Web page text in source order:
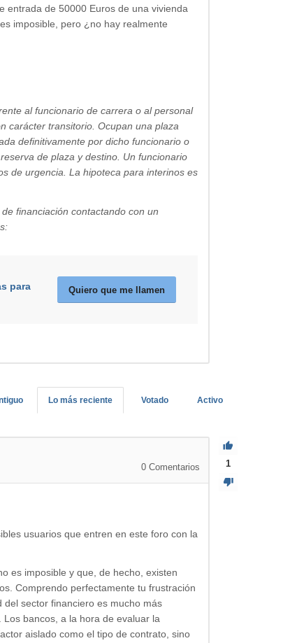
entrada de 50000 Euros de una vivienda
imposible, pero ¿no hay realmente
al funcionario de carrera o al personal
carácter transitorio. Ocupan una plaza
definitivamente por dicho funcionario o
de plaza y destino. Un funcionario
de urgencia. La hipoteca para interinos es
financiación contactando con un
para
Quiero que me llamen
Activo
Votado
Lo más reciente
1
0 Comentarios
usuarios que entren en este foro con la
es imposible y que, de hecho, existen
Comprendo perfectamente tu frustración
sector financiero es mucho más
bancos, a la hora de evaluar la
aislado como el tipo de contrato, sino